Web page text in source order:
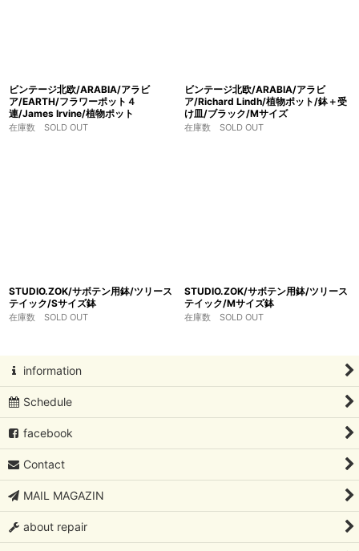
ビンテージ北欧/ARABIA/アラビ
ア/EARTH/フラワーポット４
連/James Irvine/植物ポット
在庫数 SOLD OUT
ビンテージ北欧/ARABIA/アラビ
ア/Richard Lindh/植物ポット/鉢＋受
け皿/ブラック/Mサイズ
在庫数 SOLD OUT
STUDIO.ZOK/サボテン用鉢/ツリース
テイック/Sサイズ鉢
在庫数 SOLD OUT
STUDIO.ZOK/サボテン用鉢/ツリース
テイック/Mサイズ鉢
在庫数 SOLD OUT
information
Schedule
facebook
Contact
MAIL MAGAZIN
about repair